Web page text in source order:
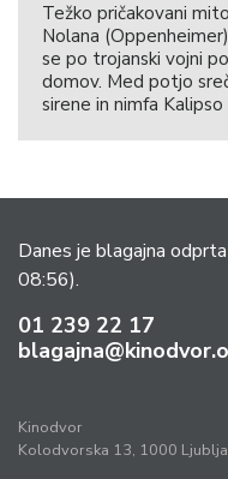
Težko pričakovani
Nolana
se po trojanski vojni
domov. Med potjo
sirene in nimfa
Danes je blagajna
08:56).
01 239 22 17
Kinodvor
Kolodvorska 13, 1000